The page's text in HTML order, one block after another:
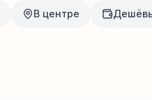
В центре